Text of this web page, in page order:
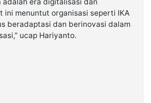
adalah era digitalisasi dan
ini menuntut organisasi seperti IKA
beradaptasi dan berinovasi dalam
ucap Hariyanto.